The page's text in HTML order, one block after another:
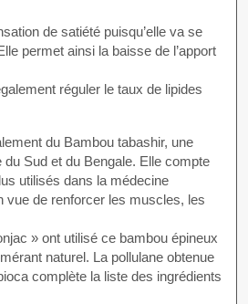
de satiété puisqu’elle va se
permet ainsi la baisse de l’apport
réguler le taux de lipides
du Bambou tabashir, une
du Sud et du Bengale. Elle compte
utilisés dans la médecine
vue de renforcer les muscles, les
» ont utilisé ce bambou épineux
naturel. La pollulane obtenue
complète la liste des ingrédients